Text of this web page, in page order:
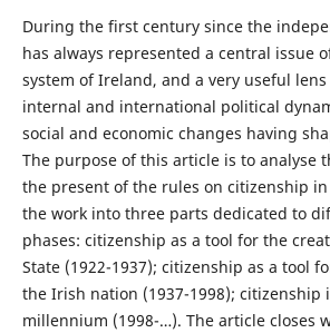
During the first century since the
has always represented a central issue
system of Ireland, and a very useful
internal and international political
social and economic changes having
The purpose of this article is to analyse
the present of the rules on citizenship
the work into three parts dedicated to
phases: citizenship as a tool for the
State (1922-1937); citizenship as a tool
the Irish nation (1937-1998); citizenship
millennium (1998-…). The article closes